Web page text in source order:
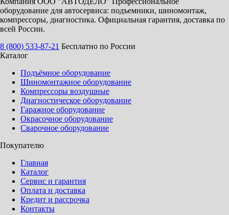
оборудование для автосервиса: подъемники, шиномонтаж,
компрессоры, диагностика. Официальная гарантия, доставка по
всей России.
8 (800) 533-87-21 Бесплатно по России
Каталог
Подъёмное оборудование
Шиномонтажное оборудование
Компрессоры воздушные
Диагностическое оборудование
Гаражное оборудование
Окрасочное оборудование
Сварочное оборудование
Покупателю
Главная
Каталог
Сервис и гарантия
Оплата и доставка
Кредит и рассрочка
Контакты